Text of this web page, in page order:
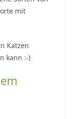
mit
Katzen
kann :-)